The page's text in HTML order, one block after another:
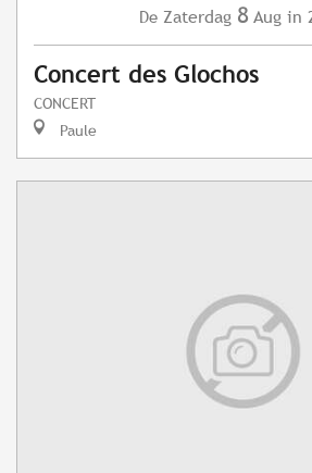
De Zaterdag 8 Aug in
Concert des Glochos
CONCERT
Paule